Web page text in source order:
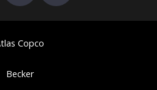
Copco
Becker